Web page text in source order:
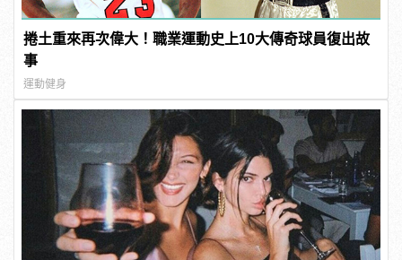
捲土重來再次偉大！職業運動史上10大傳奇球員復出故
事
運動健身